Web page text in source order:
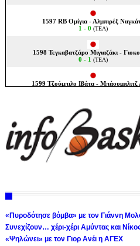
«Πυροδότησε βόμβα» με τον Γιάννη
Συνεχίζουν… χέρι-χέρι Αμύντας και
«Ψηλώνει» με τον Γιορ Ανέι η ΑΓΕΧ